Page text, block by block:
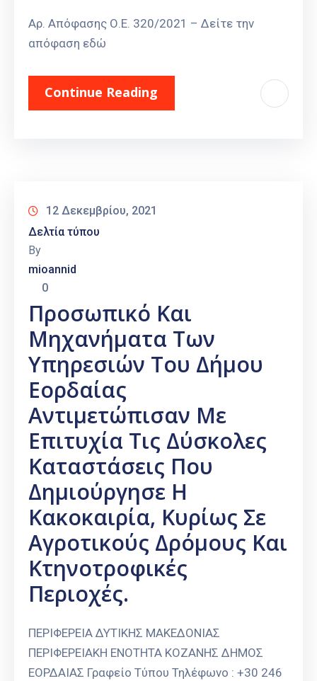
Αρ. Απόφασης Ο.Ε. 320/2021 – Δείτε την
απόφαση εδώ
Continue Reading
12 Δεκεμβρίου, 2021
Δελτία τύπου
By
mioannid
0
Προσωπικό Και
Μηχανήματα Των
Υπηρεσιών Του Δήμου
Εορδαίας
Αντιμετώπισαν Με
Επιτυχία Τις Δύσκολες
Καταστάσεις Που
Δημιούργησε Η
Κακοκαιρία, Κυρίως Σε
Αγροτικούς Δρόμους Και
Κτηνοτροφικές
Περιοχές.
ΠΕΡΙΦΕΡΕΙΑ ΔΥΤΙΚΗΣ ΜΑΚΕΔΟΝΙΑΣ
ΠΕΡΙΦΕΡΕΙΑΚΗ ΕΝΟΤΗΤΑ ΚΟΖΑΝΗΣ ΔΗΜΟΣ
ΕΟΡΔΑΙΑΣ Γραφείο Τύπου Τηλέφωνο : +30 246